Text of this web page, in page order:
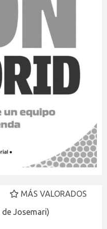
MÁS VALORADOS
de Josemari)